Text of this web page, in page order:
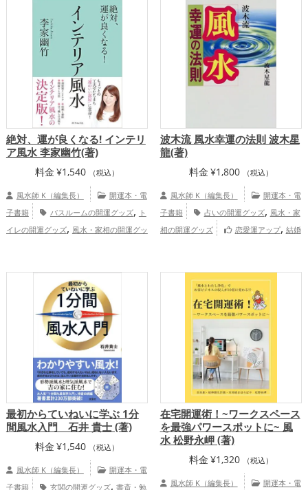
仕事運アップ, 健康運アップ
庭運・家族運アップ,総合運・全体運アッ
絶対、運が良くなる! インテリ
ア風水 李家幽竹(著)
料金 ¥1,540 （税込）
風水師 K（編集長）
開運本・電
子書籍
バスルームの開運グッズ, ト
イレの開運グッズ, 風水・家相の開運グッ
,玄関の開運グッズ
ングの開運グッズ,キッチンの開運グッ
寝室の開運グッズ
家庭運・家族
総合運・全体運アップ
波木流 風水幸運の法則 波木星
龍(著)
料金 ¥1,800 （税込）
風水師 K（編集長）
開運本・電
子書籍
占いの開運グッズ, 風水・家
相の開運グッズ
恋愛運アップ, 結婚
最初からていねいに学ぶ 1分
間風水入門 石井 貴士 (著)
料金 ¥1,540 （税込）
風水師 K（編集長）
開運本・電
子書籍
玄関の開運グッズ, 書斎・勉
在宅開運術！~ワークスペース
を最強パワースポットに~ 風
水 松野永岬 (著)
料金 ¥1,320 （税込）
風水師 K（編集長） 開運本・電